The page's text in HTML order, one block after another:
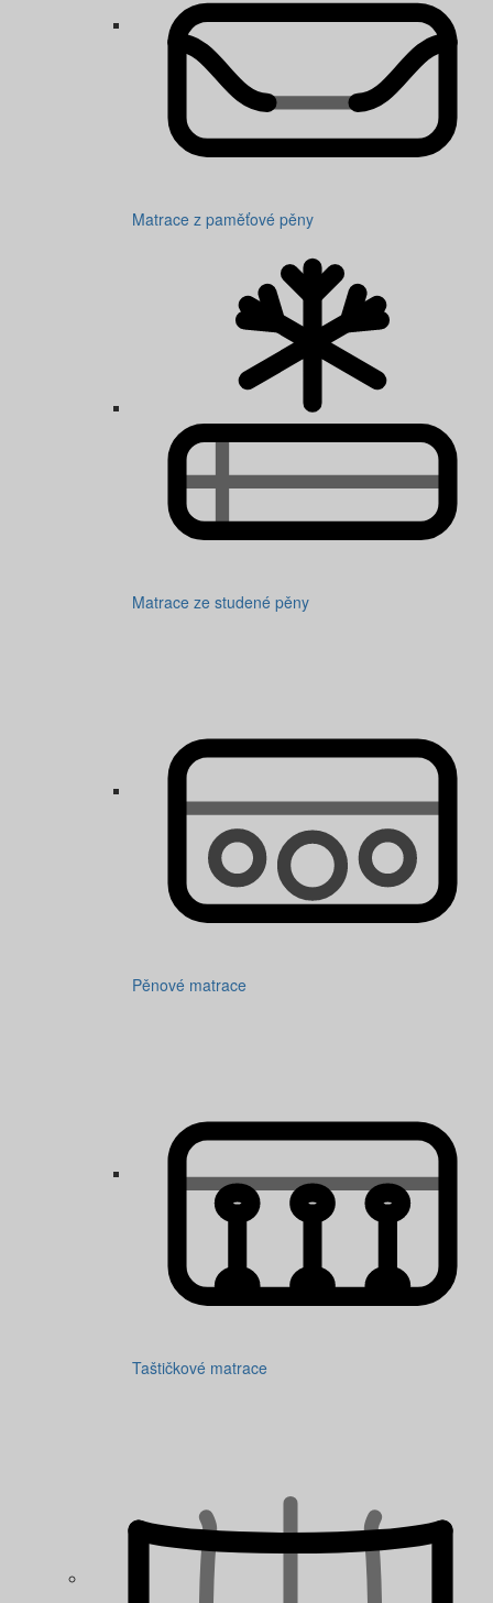
Matrace z paměťové pěny
Matrace ze studené pěny
Pěnové matrace
Taštičkové matrace